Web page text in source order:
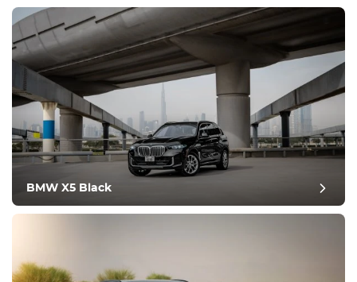
Nachbericht
BMW X5 Black